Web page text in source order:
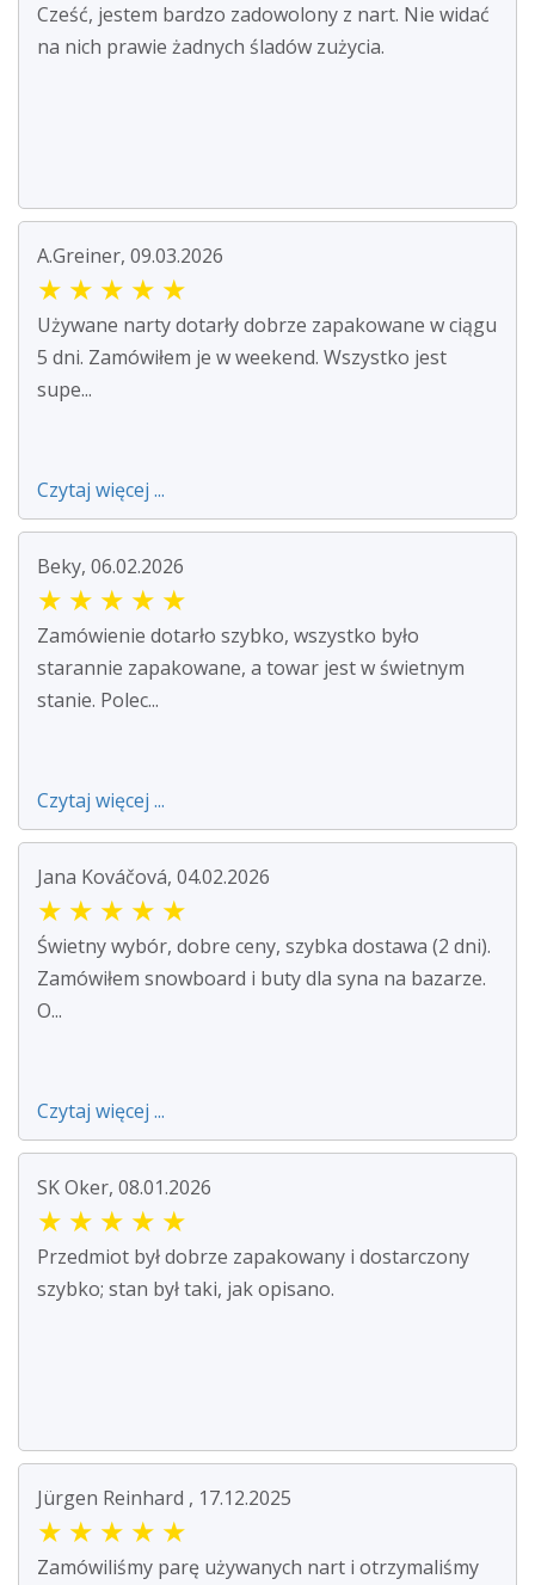
Cześć, jestem bardzo zadowolony z nart. Nie widać
na nich prawie żadnych śladów zużycia.
A.Greiner, 09.03.2026
★ ★ ★ ★ ★
Używane narty dotarły dobrze zapakowane w ciągu
5 dni. Zamówiłem je w weekend. Wszystko jest
supe...
Czytaj więcej ...
Beky, 06.02.2026
★ ★ ★ ★ ★
Zamówienie dotarło szybko, wszystko było
starannie zapakowane, a towar jest w świetnym
stanie. Polec...
Czytaj więcej ...
Jana Kováčová, 04.02.2026
★ ★ ★ ★ ★
Świetny wybór, dobre ceny, szybka dostawa (2 dni).
Zamówiłem snowboard i buty dla syna na bazarze.
O...
Czytaj więcej ...
SK Oker, 08.01.2026
★ ★ ★ ★ ★
Przedmiot był dobrze zapakowany i dostarczony
szybko; stan był taki, jak opisano.
Jürgen Reinhard , 17.12.2025
★ ★ ★ ★ ★
Zamówiliśmy parę używanych nart i otrzymaliśmy